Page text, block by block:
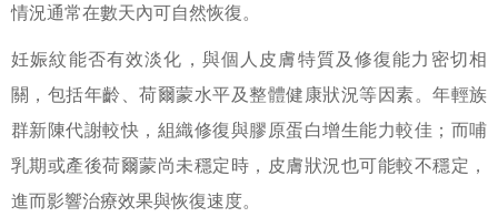
情況通常在數天內可自然恢復。
妊娠紋能否有效淡化，與個人皮膚特質及修復能力密切相
關，包括年齡、荷爾蒙水平及整體健康狀況等因素。年輕族
群新陳代謝較快，組織修復與膠原蛋白增生能力較佳；而哺
乳期或產後荷爾蒙尚未穩定時，皮膚狀況也可能較不穩定，
進而影響治療效果與恢復速度。